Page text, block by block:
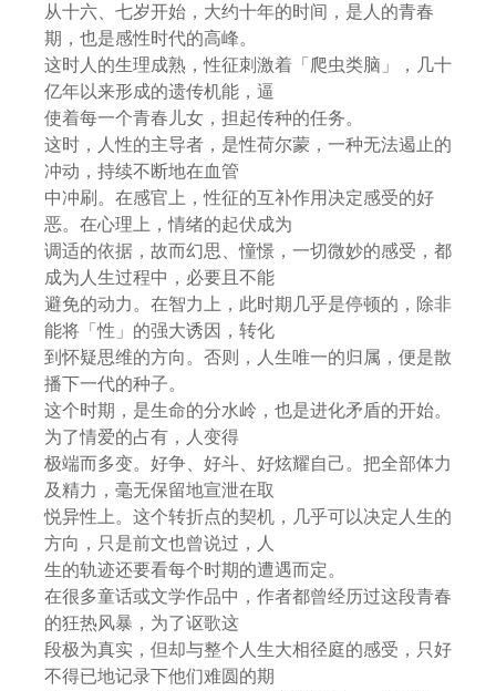
从十六、七岁开始，大约十年的时间，是人的青春
期，也是感性时代的高峰。
这时人的生理成熟，性征刺激着「爬虫类脑」，几十
亿年以来形成的遗传机能，逼
使着每一个青春儿女，担起传种的任务。
这时，人性的主导者，是性荷尔蒙，一种无法遏止的
冲动，持续不断地在血管
中冲刷。在感官上，性征的互补作用决定感受的好
恶。在心理上，情绪的起伏成为
调适的依据，故而幻思、憧憬，一切微妙的感受，都
成为人生过程中，必要且不能
避免的动力。在智力上，此时期几乎是停顿的，除非
能将「性」的强大诱因，转化
到怀疑思维的方向。否则，人生唯一的归属，便是散
播下一代的种子。
这个时期，是生命的分水岭，也是进化矛盾的开始。
为了情爱的占有，人变得
极端而多变。好争、好斗、好炫耀自己。把全部体力
及精力，毫无保留地宣泄在取
悦异性上。这个转折点的契机，几乎可以决定人生的
方向，只是前文也曾说过，人
生的轨迹还要看每个时期的遭遇而定。
在很多童话或文学作品中，作者都曾经历过这段青春
的狂热风暴，为了讴歌这
段极为真实，但却与整个人生大相径庭的感受，只好
不得已地记录下他们难圆的期